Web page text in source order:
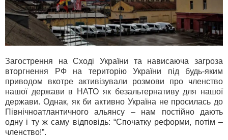
Загострення на Сході України та нависаюча загроза
вторгнення РФ на територію України під будь-яким
приводом вкотре активізували розмови про членство
нашої держави в НАТО як безальтернативу для нашої
держави. Однак, як би активно Україна не просилась до
Північноатлантичного альянсу – нам постійно дають
одну і ту ж саму відповідь: “Спочатку реформи, потім –
членство!”.